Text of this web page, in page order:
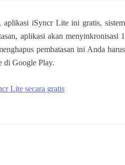
aplikasi iSyncr Lite ini gratis, sistem
aplikasi akan menyinkronisasi 1
pembatasan ini Anda harus
di Google Play.
Lite secara gratis